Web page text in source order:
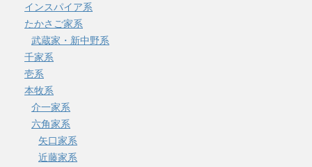
インスパイア系
たかさご家系
武蔵家・新中野系
千家系
壱系
本牧系
介一家系
六角家系
矢口家系
近藤家系